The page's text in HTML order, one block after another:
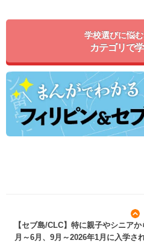
学校選びに悩
カテゴリで
【セブ島/CLC】特に親子やシニア
月～6月、9月～2026年1月に入学さ